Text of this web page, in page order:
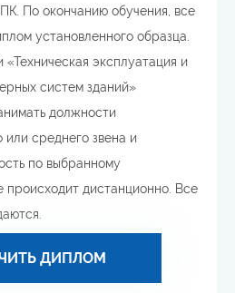
По окончанию обучения, все
установленного образца.
эксплуатация и
систем зданий»
должности
среднего звена и
по выбранному
дистанционно. Все
ДИПЛОМ